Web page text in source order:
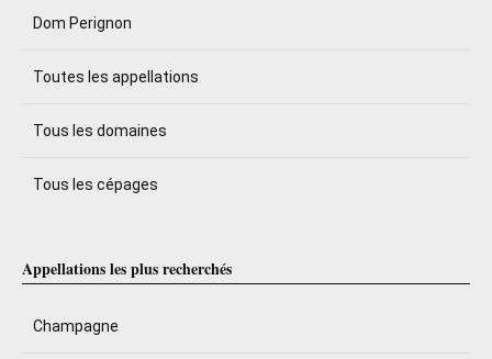
Dom Perignon
Toutes les appellations
Tous les domaines
Tous les cépages
Appellations les plus recherchés
Champagne